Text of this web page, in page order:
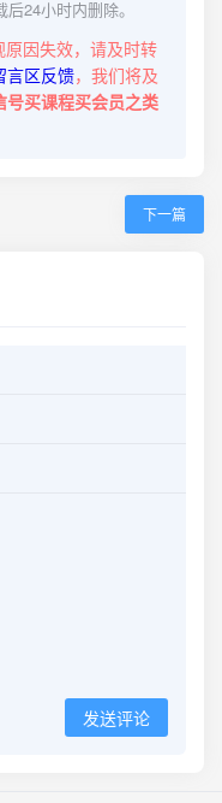
24小时内删除。
因失效，请及时转
言区反馈，我们将及
买课程买会员之类
下一篇
发送评论